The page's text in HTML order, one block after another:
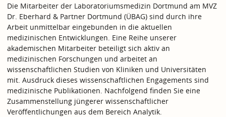
Die Mitarbeiter der Laboratoriumsmedizin Dortmund am MVZ
Dr. Eberhard & Partner Dortmund (ÜBAG) sind durch ihre
Arbeit unmittelbar eingebunden in die aktuellen
medizinischen Entwicklungen. Eine Reihe unserer
akademischen Mitarbeiter beteiligt sich aktiv an
medizinischen Forschungen und arbeitet an
wissenschaftlichen Studien von Kliniken und Universitäten
mit. Ausdruck dieses wissenschaftlichen Engagements sind
medizinische Publikationen. Nachfolgend finden Sie eine
Zusammenstellung jüngerer wissenschaftlicher
Veröffentlichungen aus dem Bereich Analytik.